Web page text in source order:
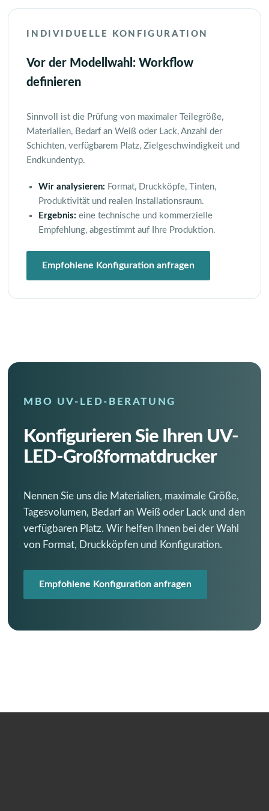
INDIVIDUELLE KONFIGURATION
Vor der Modellwahl: Workflow
definieren
Sinnvoll ist die Prüfung von maximaler Teilegröße,
Materialien, Bedarf an Weiß oder Lack, Anzahl der
Schichten, verfügbarem Platz, Zielgeschwindigkeit und
Endkundentyp.
Wir analysieren: Format, Druckköpfe, Tinten,
Produktivität und realen Installationsraum.
Ergebnis: eine technische und kommerzielle
Empfehlung, abgestimmt auf Ihre Produktion.
Empfohlene Konfiguration anfragen
MBO UV-LED-BERATUNG
Konfigurieren Sie Ihren UV-
LED-Großformatdrucker
Nennen Sie uns die Materialien, maximale Größe,
Tagesvolumen, Bedarf an Weiß oder Lack und den
verfügbaren Platz. Wir helfen Ihnen bei der Wahl
von Format, Druckköpfen und Konfiguration.
Empfohlene Konfiguration anfragen